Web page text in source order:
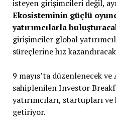
isteyen girişimcileri değil,
Ekosisteminin güçlü
yatırımcılarla
girişimciler global
süreçlerine hız
9 mayıs’ta düzenlenecek
sahiplenilen Investor
yatırımcıları, startupları
getiriyor.